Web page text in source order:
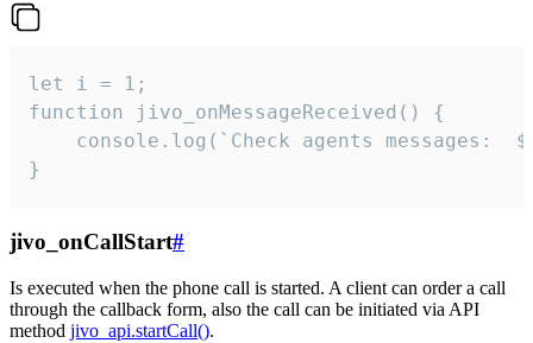
let i = 1;
function jivo_onMessageReceived() {
}
jivo_onCallStart#
Is executed when the phone call is started. A client can order a call
through the callback form, also the call can be initiated via API
method jivo_api.startCall().